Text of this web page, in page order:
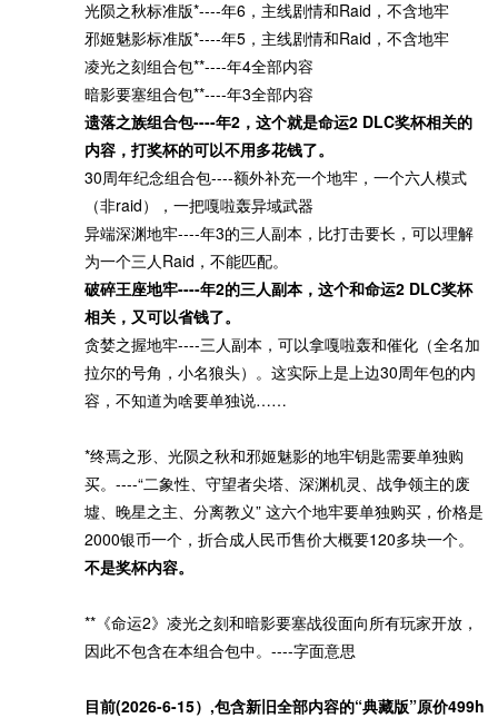
光陨之秋标准版*----年6，主线剧情和Raid，不含地牢
邪姬魅影标准版*----年5，主线剧情和Raid，不含地牢
凌光之刻组合包**----年4全部内容
暗影要塞组合包**----年3全部内容
遗落之族组合包----年2，这个就是命运2 DLC奖杯相关的
内容，打奖杯的可以不用多花钱了。
30周年纪念组合包----额外补充一个地牢，一个六人模式
（非raid），一把嘎啦轰异域武器
异端深渊地牢----年3的三人副本，比打击要长，可以理解
为一个三人Raid，不能匹配。
破碎王座地牢----年2的三人副本，这个和命运2 DLC奖杯
相关，又可以省钱了。
贪婪之握地牢----三人副本，可以拿嘎啦轰和催化（全名加
拉尔的号角，小名狼头）。这实际上是上边30周年包的内
容，不知道为啥要单独说……
*终焉之形、光陨之秋和邪姬魅影的地牢钥匙需要单独购
买。----“二象性、守望者尖塔、深渊机灵、战争领主的废
墟、晚星之主、分离教义” 这六个地牢要单独购买，价格是
2000银币一个，折合成人民币售价大概要120多块一个。
不是奖杯内容。
**《命运2》凌光之刻和暗影要塞战役面向所有玩家开放，
因此不包含在本组合包中。----字面意思
目前(2026-6-15）,包含新旧全部内容的“典藏版”原价499h